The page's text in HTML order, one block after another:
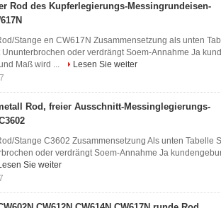
Rod des Kupferlegierungs-Messingrundeisen-
Stange en CW617N Zusammensetzung als unten
Ununterbrochen oder verdrängt Soem-Annahme Ja
Maß wird ...
Lesen Sie weiter
Rod, freier Ausschnitt-Messinglegierungs-
Stange C3602 Zusammensetzung Als unten Tabelle
oder verdrängt Soem-Annahme Ja
Sie weiter